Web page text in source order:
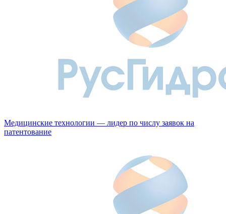
Медицинские технологии — лидер по числу заявок на
патентование